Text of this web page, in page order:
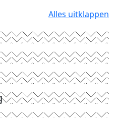
Alles uitklappen